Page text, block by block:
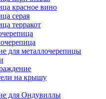
красное вино
серая
терракот
для металлочерепицы
на крышу
для Ондувиллы